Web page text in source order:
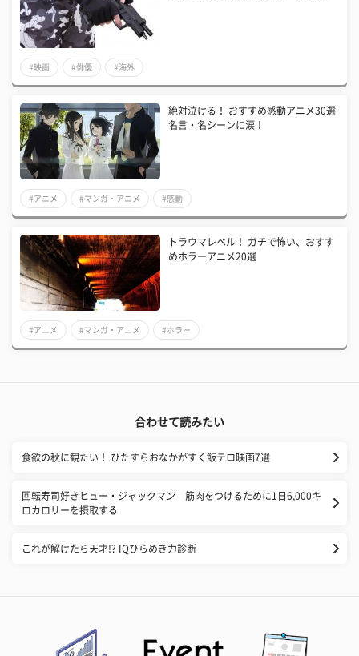
#映画 #俳優 #海外
絶対泣ける！ おすすめ感動アニメ30選
名言・名シーンに涙！
#アニメ #マンガ・アニメ #感動
トラウマレベル！ ガチで怖い、おすす
めホラーアニメ20選
#アニメ #マンガ・アニメ #ホラー
合わせて読みたい
食欲の秋に観たい！ ひたすらおなかがすく飯テロ映画7選
回転寿司好きヒュー・ジャックマン 筋肉をつけるために1日6,000キ
ロカロリーを摂取する
これが解けたら天才!? IQひらめき力診断